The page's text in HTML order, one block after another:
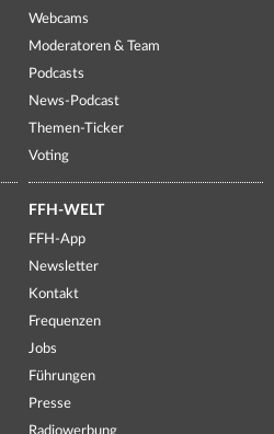
Webcams
Moderatoren & Team
Podcasts
News-Podcast
Themen-Ticker
Voting
FFH-WELT
FFH-App
Newsletter
Kontakt
Frequenzen
Jobs
Führungen
Presse
Radiowerbung